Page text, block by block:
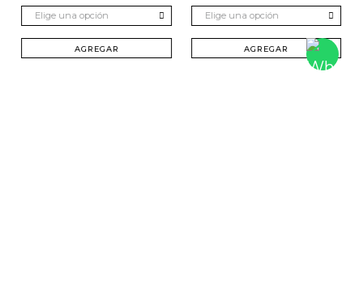
Elige una opción
AGREGAR
Elige una opción
AGREGAR